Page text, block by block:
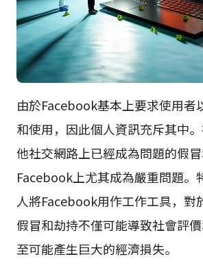
由於Facebook基本上要求使用者
和使用，因此個人資訊充斥其中
他社交網路上已經成為問題的假
Facebook上尤其成為嚴重問題。
人將Facebook用作工作工具，對
假冒和劫持不僅可能導致社會評
至可能產生巨大的經濟損失。